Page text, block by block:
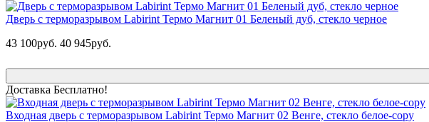
Дверь с терморазрывом Labirint Термо Магнит 01 Беленый дуб, стекло черное
43 100руб. 40 945руб.
Доставка Бесплатно!
Входная дверь с терморазрывом Labirint Термо Магнит 02 Венге, стекло белое-copy